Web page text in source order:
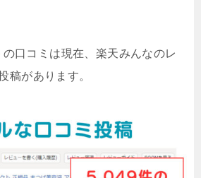
口コミは現在、楽天みんなのレ
稿があります。